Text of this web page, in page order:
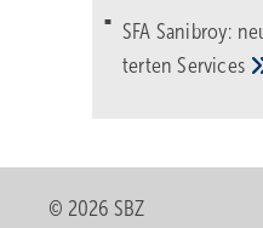
SFA Sanibroy:
tertenServices
© 2026 SBZ